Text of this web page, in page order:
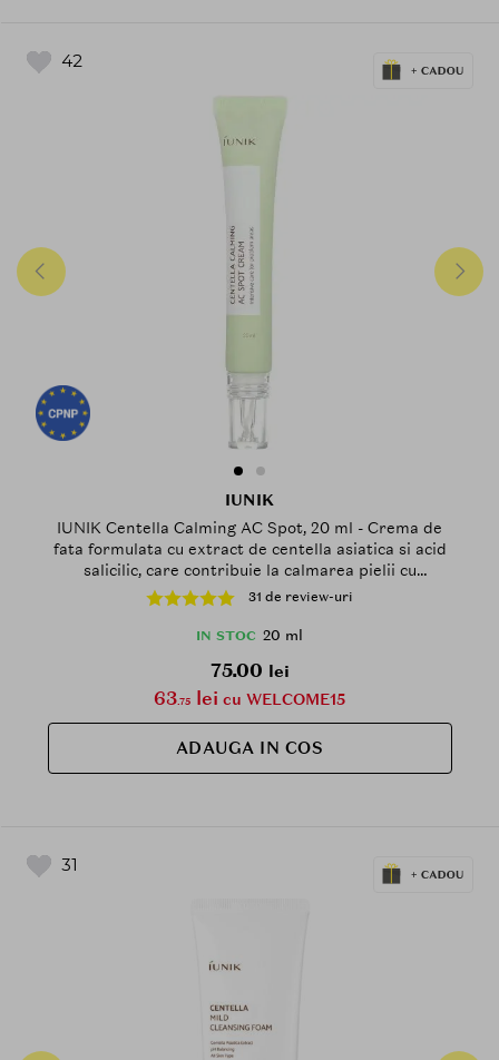
42
IUNIK
IUNIK Centella Calming AC Spot, 20 ml - Crema de
fata formulata cu extract de centella asiatica si acid
salicilic, care contribuie la calmarea pielii cu
probleme si la reducerea petelor de acnee
31 de review-uri
IN STOC 20 ml
75.00 lei
63.75 lei cu WELCOME15
ADAUGA IN COS
31